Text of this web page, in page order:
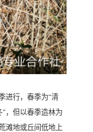
进行，春季为“清
”，但以春季造林为
滩地或丘间低地上